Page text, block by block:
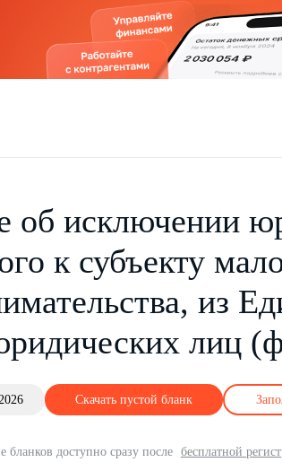
об исключении
к субъекту
из
лиц
Скачать пустой бланк
бланков доступно сразу после бесплатной